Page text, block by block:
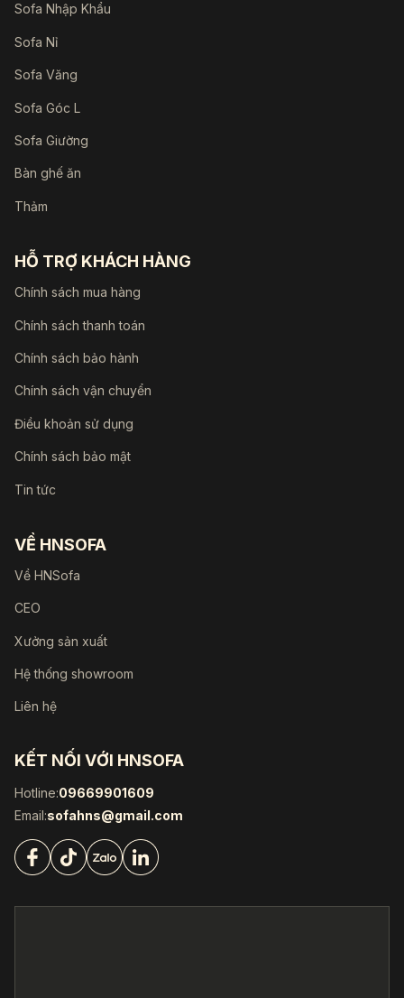
Sofa Nhập Khẩu
Sofa Nỉ
Sofa Văng
Sofa Góc L
Sofa Giường
Bàn ghế ăn
Thảm
HỖ TRỢ KHÁCH HÀNG
Chính sách mua hàng
Chính sách thanh toán
Chính sách bảo hành
Chính sách vận chuyển
Điều khoản sử dụng
Chính sách bảo mật
Tin tức
VỀ HNSOFA
Về HNSofa
CEO
Xưởng sản xuất
Hệ thống showroom
Liên hệ
KẾT NỐI VỚI HNSOFA
Hotline:09669901609
Email:sofahns@gmail.com